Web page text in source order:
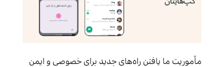
مأموریت ما یافتن راه‌های جدید برای خصوصی‌ و ایمن